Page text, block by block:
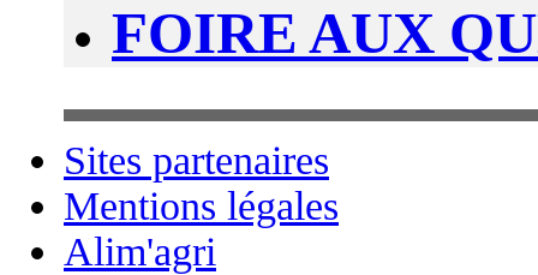
FOIRE AUX
Sites partenaires
Mentions légales
Alim'agri